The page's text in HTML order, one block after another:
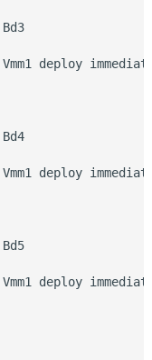
Bd3
deploy
Bd4
deploy
Bd5
deploy